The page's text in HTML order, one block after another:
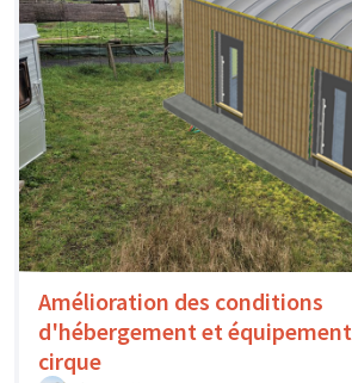
Amélioration des conditions
d'hébergement et équipement
cirque